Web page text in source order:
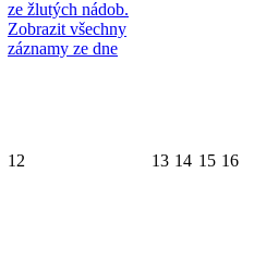
ze žlutých nádob.
Zobrazit všechny
záznamy ze dne
12 13 14 15 16